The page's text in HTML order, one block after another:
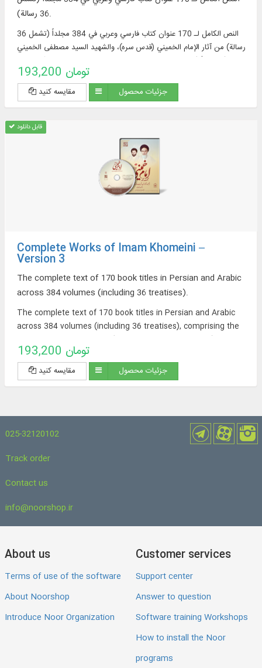
36 رسالة).
النص الكامل لـ 170 عنوان كتاب فارسي وعربي في 384 مجلداً (تشمل 36
رسالة) من آثار الإمام الخميني (قدس سره)، والشهيد السيد مصطفى الخميني
الخميني (قدس سره).
193,200 تومان
مقایسه کنید جزئیات محصول
قابل دانلود
Complete Works of Imam Khomeini –
Version 3
The complete text of 170 book titles in Persian and Arabic
across 384 volumes (including 36 treatises).
The complete text of 170 book titles in Persian and Arabic
across 384 volumes (including 36 treatises), comprising the
Sayyid Mustafa Khomeini (may Allah have mercy on him),
and the thematic collection of works by the Institute for the
Compilation and Publication of Imam Khomeini's Works.
193,200 تومان
مقایسه کنید جزئیات محصول
025-32120102
Track order
Contact us
info@noorshop.ir
About us
Terms of use of the software
About Noorshop
Introduce Noor Organization
Customer services
Support center
Answer to question
Software training Workshops
How to install the Noor
programs